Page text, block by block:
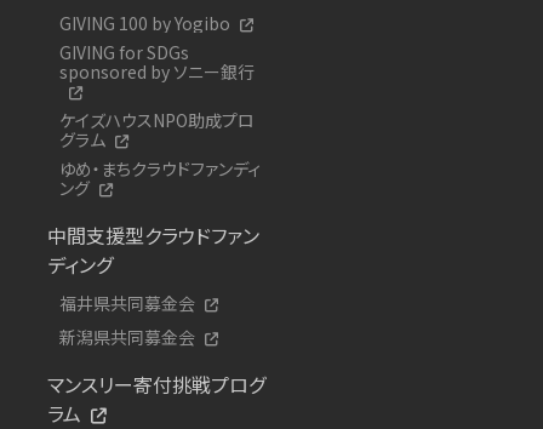
GIVING 100 by Yogibo
GIVING for SDGs
sponsored by ソニー銀行
ケイズハウスNPO助成プロ
グラム
ゆめ・まちクラウドファンディ
ング
中間支援型クラウドファン
ディング
福井県共同募金会
新潟県共同募金会
マンスリー寄付挑戦プログ
ラム